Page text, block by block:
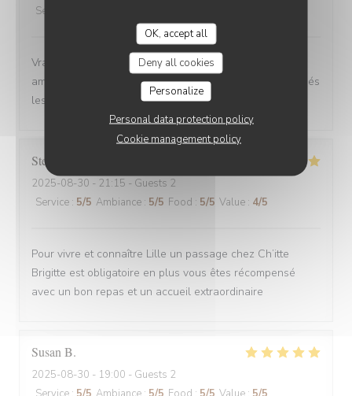
OK, accept all
Deny all cookies
Personalize
Personal data protection policy
Cookie management policy
Service
Vrai Estaminet du Nord, nourriture excellente, uste a
ameillorer le rytme de sortie des plats, pas tjs coordonnés
les frites avec les plats principaux.
Stefan
2025-08-30 - 21:15 - Guests 2
Service : 5/5 Ambiance : 5/5 Food : 5/5 Value : 4/5
Pour vivre et connaître Lille un passage chez Ch’itte
Brigitte est obligatoire en plus vous êtes récompensé
avec un bon repas et un accueil extraordinaire
Susan B
2025-08-30 - 19:00 - Guests 2